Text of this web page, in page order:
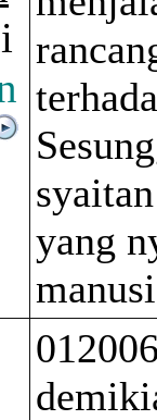
yang